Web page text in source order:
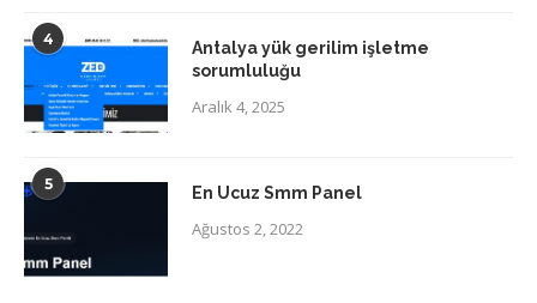
4
Antalya yük gerilim işletme
sorumluluğu
Aralık 4, 2025
5 En Ucuz Smm Panel
Ağustos 2, 2022